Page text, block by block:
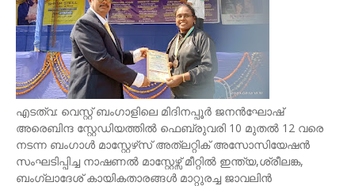
എടത്വ: വെസ്റ്റ് ബംഗാളിലെ മിദിനപ്പൂർ ജനൻഘോഷ്
അരെബിന്ദ സ്റ്റേഡിയത്തിൽ ഫെബ്രുവരി 10 മുതൽ 12 വരെ
നടന്ന ബംഗാൾ മാസ്റ്റേഴ്‌സ് അത്‌ലറ്റിക് അസോസിയേഷൻ
സംഘടിപ്പിച്ച നാഷണൽ മാസ്റ്റേഴ്സ് മീറ്റിൽ ഇന്ത്യ,ശ്രീലങ്ക,
ബംഗ്ലാദേശ് കായികതാരങ്ങൾ മാറ്റുരച്ച ജാവലിൻ